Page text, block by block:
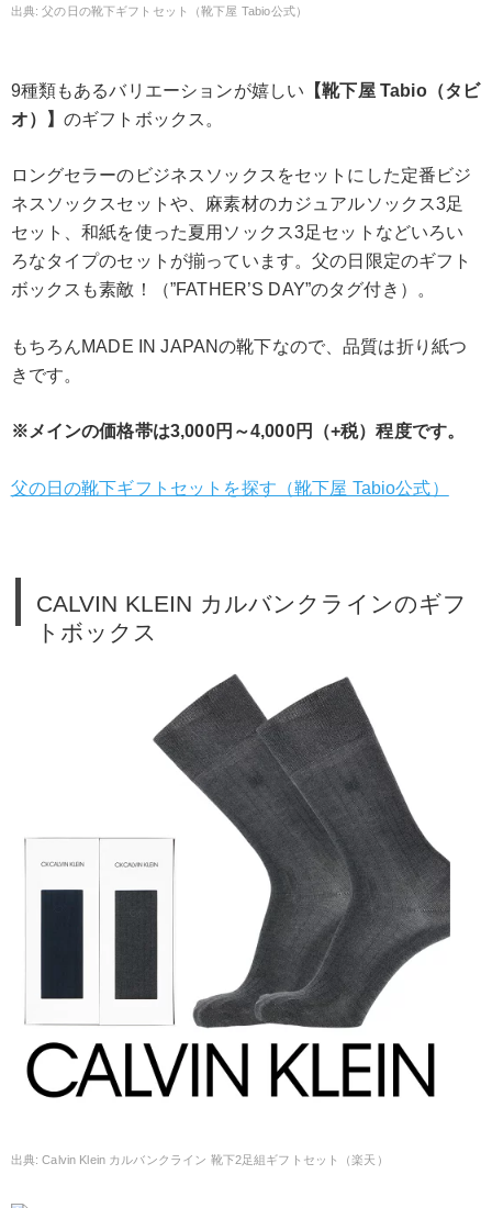
父の日の靴下ギフトセット（靴下屋 Tabio公式）
9種類もあるバリエーションが嬉しい 【靴下屋 Tabio（タビ
オ）】のギフトボックス。
ロングセラーのビジネスソックスをセットにした定番ビジ
ネスソックスセットや、麻素材のカジュアルソックス3足
セット、和紙を使った夏用ソックス3足セットなどいろい
ろなタイプのセットが揃っています。父の日限定のギフト
ボックスも素敵！（”FATHER’S DAY”のタグ付き）。
もちろんMADE IN JAPANの靴下なので、品質は折り紙つ
きです。
※メインの価格帯は3,000円～4,000円（+税）程度です。
父の日の靴下ギフトセットを探す（靴下屋 Tabio公式）
CALVIN KLEIN カルバンクラインのギフ
トボックス
Calvin Klein カルバンクライン 靴下2足組ギフトセット（楽天）